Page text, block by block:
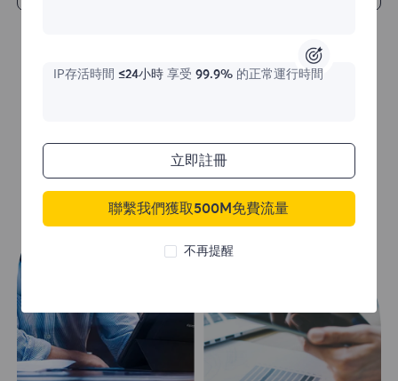
IP存活時間 ≤24小時享受 99.9%的正常運行時間
立即註冊
聯繫我們獲取500M免費流量
不再提醒